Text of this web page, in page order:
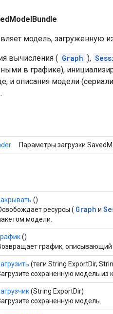
модель, загруженную
вычисления ( Graph ),
в графике),
и описания модели
Параметры загрузки
()
ресурсы ( Graph и
модели.
()
график,
(теги String ExportDir,
сохраненную модель из
(String ExportDir)
сохраненную модель.